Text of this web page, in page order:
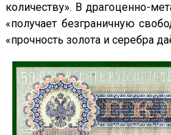
количеству». В драгоценно-
«получает безграничную
«прочность золота и серебра